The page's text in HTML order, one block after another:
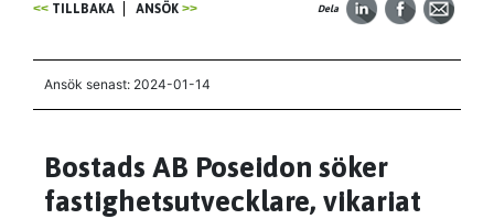
TILLBAKA ANSÖK Dela
Ansök senast: 2024-01-14
Bostads AB Poseidon söker
fastighetsutvecklare, vikariat